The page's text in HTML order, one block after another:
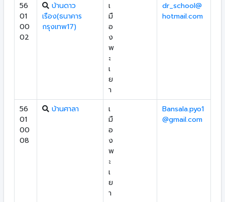
56
01
00
02
บ้านดาว
เรือง(ธนาคาร
กรุงเทพ17)
เ
มื
อ
ง
พ
ะ
เ
ย
า
dr_school@
hotmail.com
56
01
00
08
บ้านศาลา
เ
มื
อ
ง
พ
ะ
เ
ย
า
Bansala.pyo1
@gmail.com